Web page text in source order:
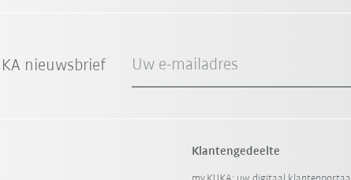
nieuwsbrief Uw e-mailadres
Klantengedeelte